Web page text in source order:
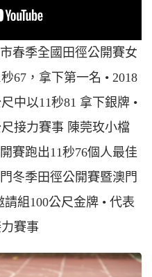
春季全國田徑公開賽女
67，拿下第一名 • 2018
中以11秒81 拿下銀牌 •
接力賽事 陳莞玫小檔
賽跑出11秒76個人最佳
冬季田徑公開賽暨澳門
組100公尺金牌 • 代表
賽事